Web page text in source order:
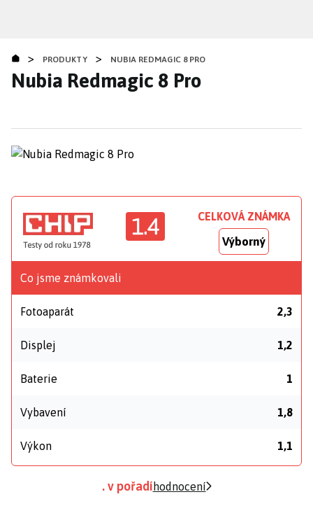
obsahu
> PRODUKTY > NUBIA REDMAGIC 8 PRO
Nubia Redmagic 8 Pro
1.4 CELKOVÁ ZNÁMKA
Výborný
Co jsme známkovali
Fotoaparát 2,3
Displej 1,2
Baterie 1
Vybavení 1,8
Výkon 1,1
. v pořadí hodnocení